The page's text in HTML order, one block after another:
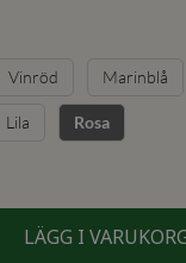
Vinröd Marinblå
Lila Rosa
LÄGG I